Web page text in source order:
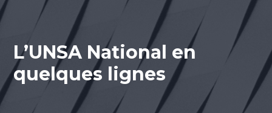
L’UNSA National en
quelques lignes